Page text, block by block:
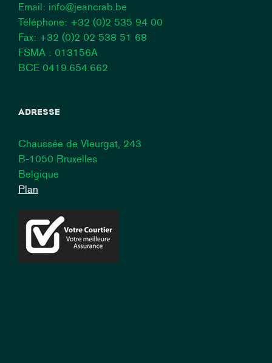
Email: info@jeancrab.be
Téléphone: +32 (0)2 535 94 00
Fax: +32 (0)2 02 538 51 68
FSMA : 013156A
BCE 0419.654.662
ADRESSE
Chaussée de Vleurgat, 243
B-1050 Bruxelles
Belgique
Plan